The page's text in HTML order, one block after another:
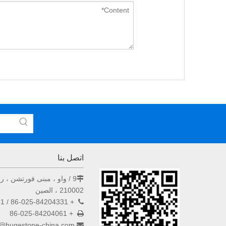
اتصل بنا
9 / واو ، مبنى فورتشن ، رقم 33 طريق هونغ وو ، نانجينغ
210002 ، الصين

+ 86-025-84204331 / 84209951

+ 86-025-84204061